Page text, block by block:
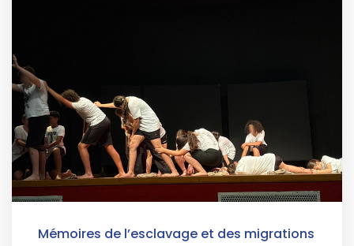
Mémoires de l’esclavage et des migrations